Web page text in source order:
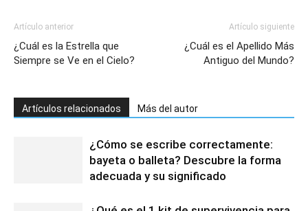
Artículo anterior
¿Cuál es la Estrella que
Siempre se Ve en el Cielo?
Artículo siguiente
¿Cuál es el Apellido Más
Antiguo del Mundo?
Artículos relacionados Más del autor
¿Cómo se escribe correctamente:
bayeta o balleta? Descubre la forma
adecuada y su significado